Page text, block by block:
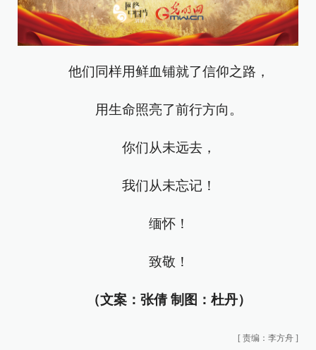
他们同样用鲜血铺就了信仰之路，
用生命照亮了前行方向。
你们从未远去，
我们从未忘记！
缅怀！
致敬！
（文案：张倩 制图：杜丹）
[ 责编：李方舟 ]